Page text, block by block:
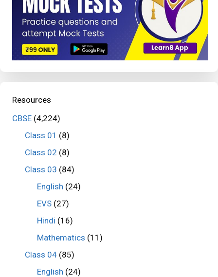
Resources
CBSE (4,224)
Class 01 (8)
Class 02 (8)
Class 03 (84)
English (24)
EVS (27)
Hindi (16)
Mathematics (11)
Class 04(85)
English (24)